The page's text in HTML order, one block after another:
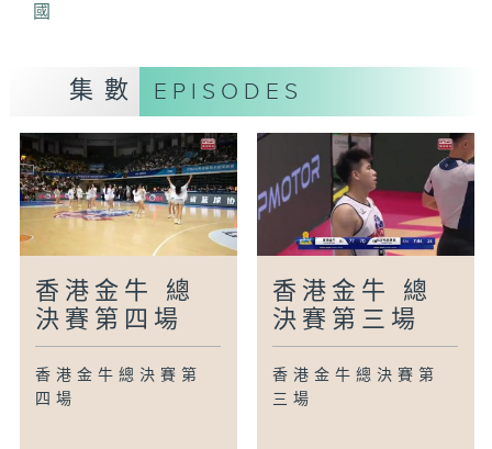
國
集數 EPISODES
香港金牛 總
決賽第四場
香港金牛總決賽第
四場
香港金牛 總
決賽第三場
香港金牛總決賽第
三場